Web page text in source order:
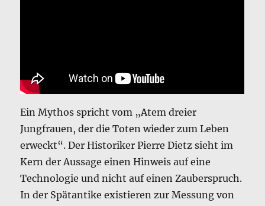
Ein Mythos spricht vom „Atem dreier
Jungfrauen, der die Toten wieder zum Leben
erweckt“. Der Historiker Pierre Dietz sieht im
Kern der Aussage einen Hinweis auf eine
Technologie und nicht auf einen Zauberspruch.
In der Spätantike existieren zur Messung von